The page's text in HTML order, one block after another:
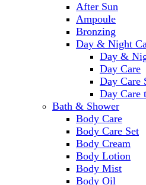
After Sun
Ampoule
Bronzing
Day & Night
Day &
Day Care
Day Care
Day Care
Bath & Shower
Body Care
Body Care Set
Body Cream
Body Lotion
Body Mist
Body Oil